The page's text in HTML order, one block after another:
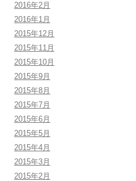
2016年2月
2016年1月
2015年12月
2015年11月
2015年10月
2015年9月
2015年8月
2015年7月
2015年6月
2015年5月
2015年4月
2015年3月
2015年2月